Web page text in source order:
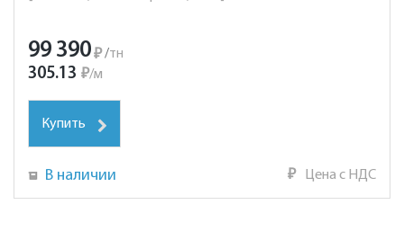
99 390₽ /тн
305.13 ₽/м
Купить
В наличии ₽ Цена с НДС